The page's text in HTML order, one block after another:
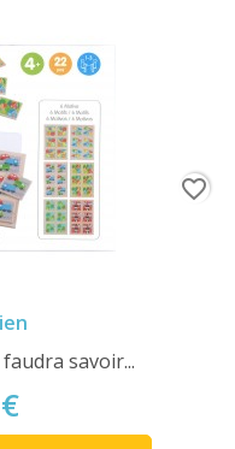
savoir...
favorite_border